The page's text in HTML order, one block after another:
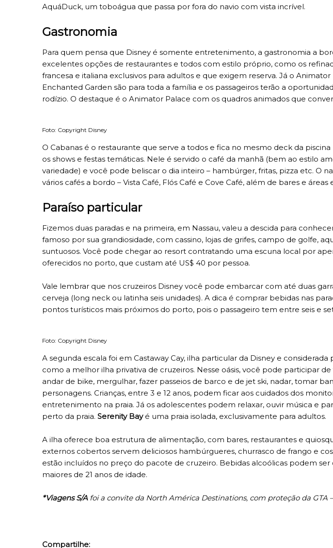
AquáDuck, um toboágua que passa por fora do navio com vista incrível.
Gastronomia
Para quem pensa que Disney é somente entretenimento, a gastronomia a
excelentes opções de restaurantes e todos com estilo próprio, como os
francesa e italiana exclusivos para adultos e que exigem reserva. Já o Animator
Enchanted Garden são para toda a família e os passageiros terão a
rodízio. O destaque é o Animator Palace com os quadros animados que
Foto: Copyright Disney
O Cabanas é o restaurante que serve a todos e fica no mesmo deck da
os shows e festas temáticas. Nele é servido o café da manhã (bem ao estilo
variedade) e você pode beliscar o dia inteiro – hambúrger, fritas, pizza etc. O
vários cafés a bordo – Vista Café, Flós Café e Cove Café, além de bares e áreas
Paraíso particular
Fizemos duas paradas e na primeira, em Nassau, valeu a descida para
famoso por sua grandiosidade, com cassino, lojas de grifes, campo de golfe,
suntuosos. Você pode chegar ao resort contratando uma escuna local por
oferecidos no porto, que custam até US$ 40 por pessoa.
Vale lembrar que nos cruzeiros Disney você pode embarcar com até duas
cerveja (long neck ou latinha seis unidades). A dica é comprar bebidas nas
pontos turísticos mais próximos do porto, pois o passageiro tem entre seis e
Foto: Copyright Disney
A segunda escala foi em Castaway Cay, ilha particular da Disney e
como a melhor ilha privativa de cruzeiros. Nesse oásis, você pode participar
andar de bike, mergulhar, fazer passeios de barco e de jet ski, nadar, tomar
personagens. Crianças, entre 3 e 12 anos, podem ficar aos cuidados dos
entretenimento na praia. Já os adolescentes podem relaxar, ouvir música e
perto da praia. Serenity Bayé uma praia isolada, exclusivamente para adultos.
A ilha oferece boa estrutura de alimentação, com bares, restaurantes e
externos cobertos servem deliciosos hambúrgueres, churrasco de frango e
estão incluídos no preço do pacote de cruzeiro. Bebidas alcoólicas podem
maiores de 21 anos de idade.
*Viagens S/Afoi a convite da North América Destinations, com proteção da GTA
Compartilhe: